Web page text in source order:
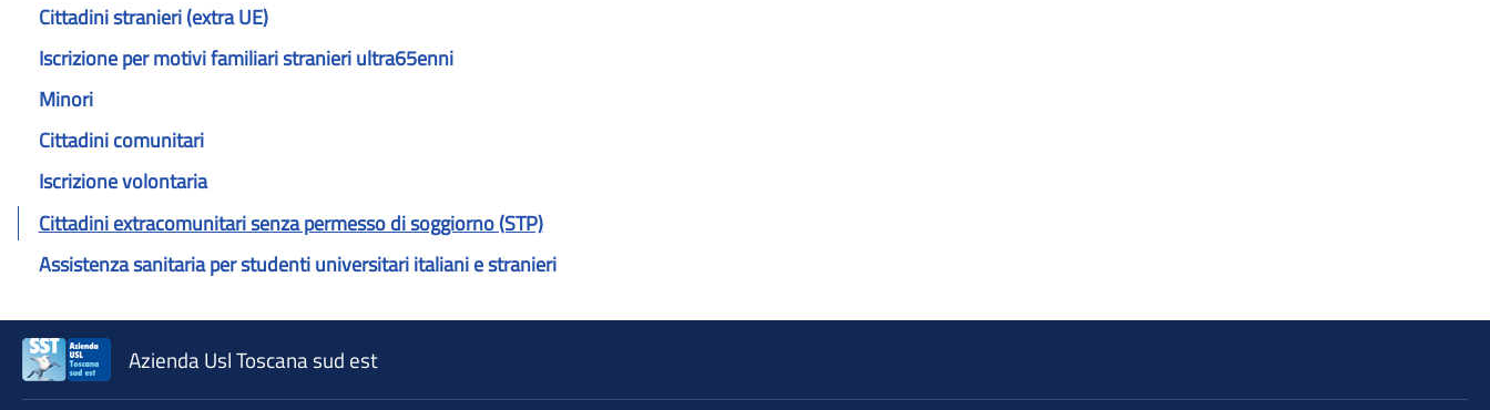
Cittadini stranieri (extra UE)
Iscrizione per motivi familiari stranieri ultra65enni
Minori
Cittadini comunitari
Iscrizione volontaria
Cittadini extracomunitari senza permesso di soggiorno (STP)
Assistenza sanitaria per studenti universitari italiani e stranieri
Azienda Usl Toscana sud est